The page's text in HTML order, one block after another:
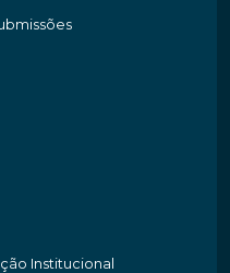
Institucional